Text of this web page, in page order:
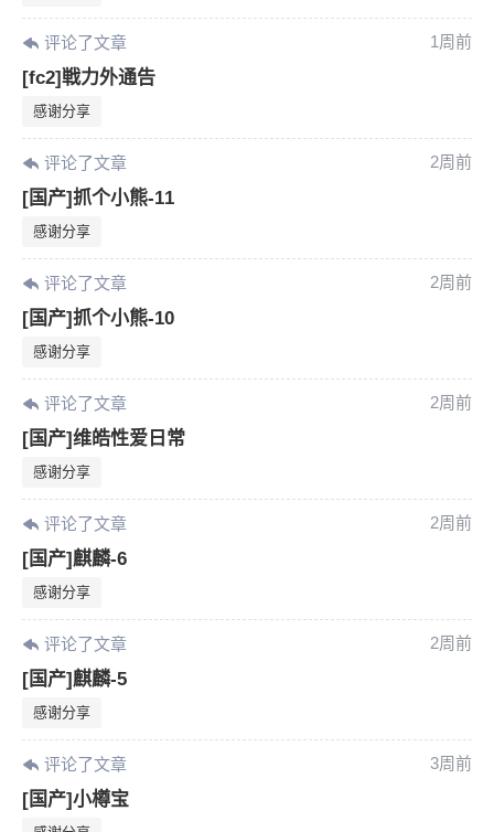
评论了文章 1周前
[fc2]戦力外通告
感谢分享
评论了文章 2周前
[国产]抓个小熊-11
感谢分享
评论了文章 2周前
[国产]抓个小熊-10
感谢分享
评论了文章 2周前
[国产]维皓性爱日常
感谢分享
评论了文章 2周前
[国产]麒麟-6
感谢分享
评论了文章 2周前
[国产]麒麟-5
感谢分享
评论了文章 3周前
[国产]小樽宝